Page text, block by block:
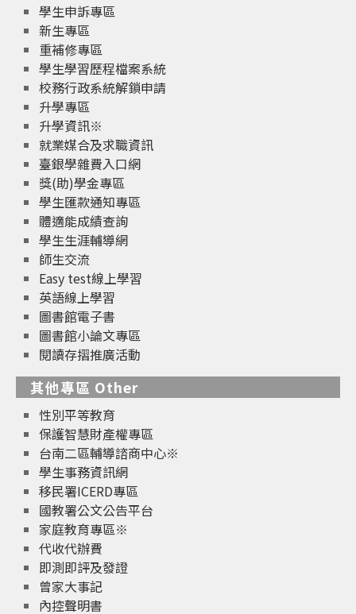
學生申訴專區
新生專區
重補修專區
學生學習歷程檔案系統
校務行政系統解鎖申請
升學專區
升學資訊※
就業媒合及求職資訊
臺銀學雜費入口網
獎(助)學金專區
學生匯款通知專區
體適能成績查詢
學生生涯輔導網
師生交流
Easy test線上學習
英語線上學習
圖書館電子書
圖書館小論文專區
閱讀存摺推廣活動
其他專區 Other
性別平等教育
保護智慧財產權專區
台南二區輔導諮商中心※
學生事務資訊網
移民署ICERD專區
國教署公文公告平台
家庭教育專區※
代收代辦費
即測即評及發證
曾家大事記
內控聲明書